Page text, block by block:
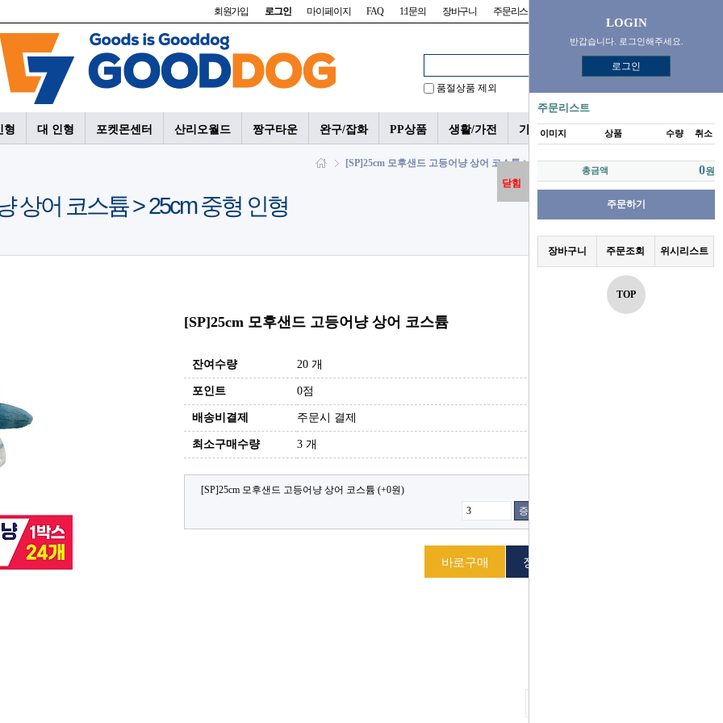
회원가입 로그인 마이페이지 FAQ 1:1문의 장바구니 주문리스트
품절상품 제외
형 대 인형 포켓몬센터 산리오월드 짱구타운 완구/잡화 PP상품 생활/가전 가챠/피규어
[SP]25cm 모후샌드 고등어냥 상어 코스튬 > 25cm 중형 인형
상어 코스튬 > 25cm 중형 인형
LOGIN
반갑습니다. 로그인해주세요.
로그인
주문리스트
이미지 상품 수량 취소
총금액 0원
주문하기
장바구니 주문조회 위시리스트
TOP
닫힘
[SP]25cm 모후샌드 고등어냥 상어 코스튬
잔여수량 20 개
포인트 0점
배송비결제 주문시 결제
최소구매수량 3 개
[SP]25cm 모후샌드 고등어냥 상어 코스튬 (+0원)
증가